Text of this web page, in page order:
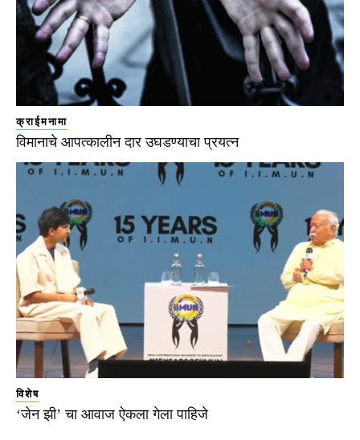
क्राईमनामा
विमानाचे आपत्कालीन दार उघडण्याचा प्रयत्न
विशेष
‘जेन झी’ चा आवाज ऐकला गेला पाहिजे